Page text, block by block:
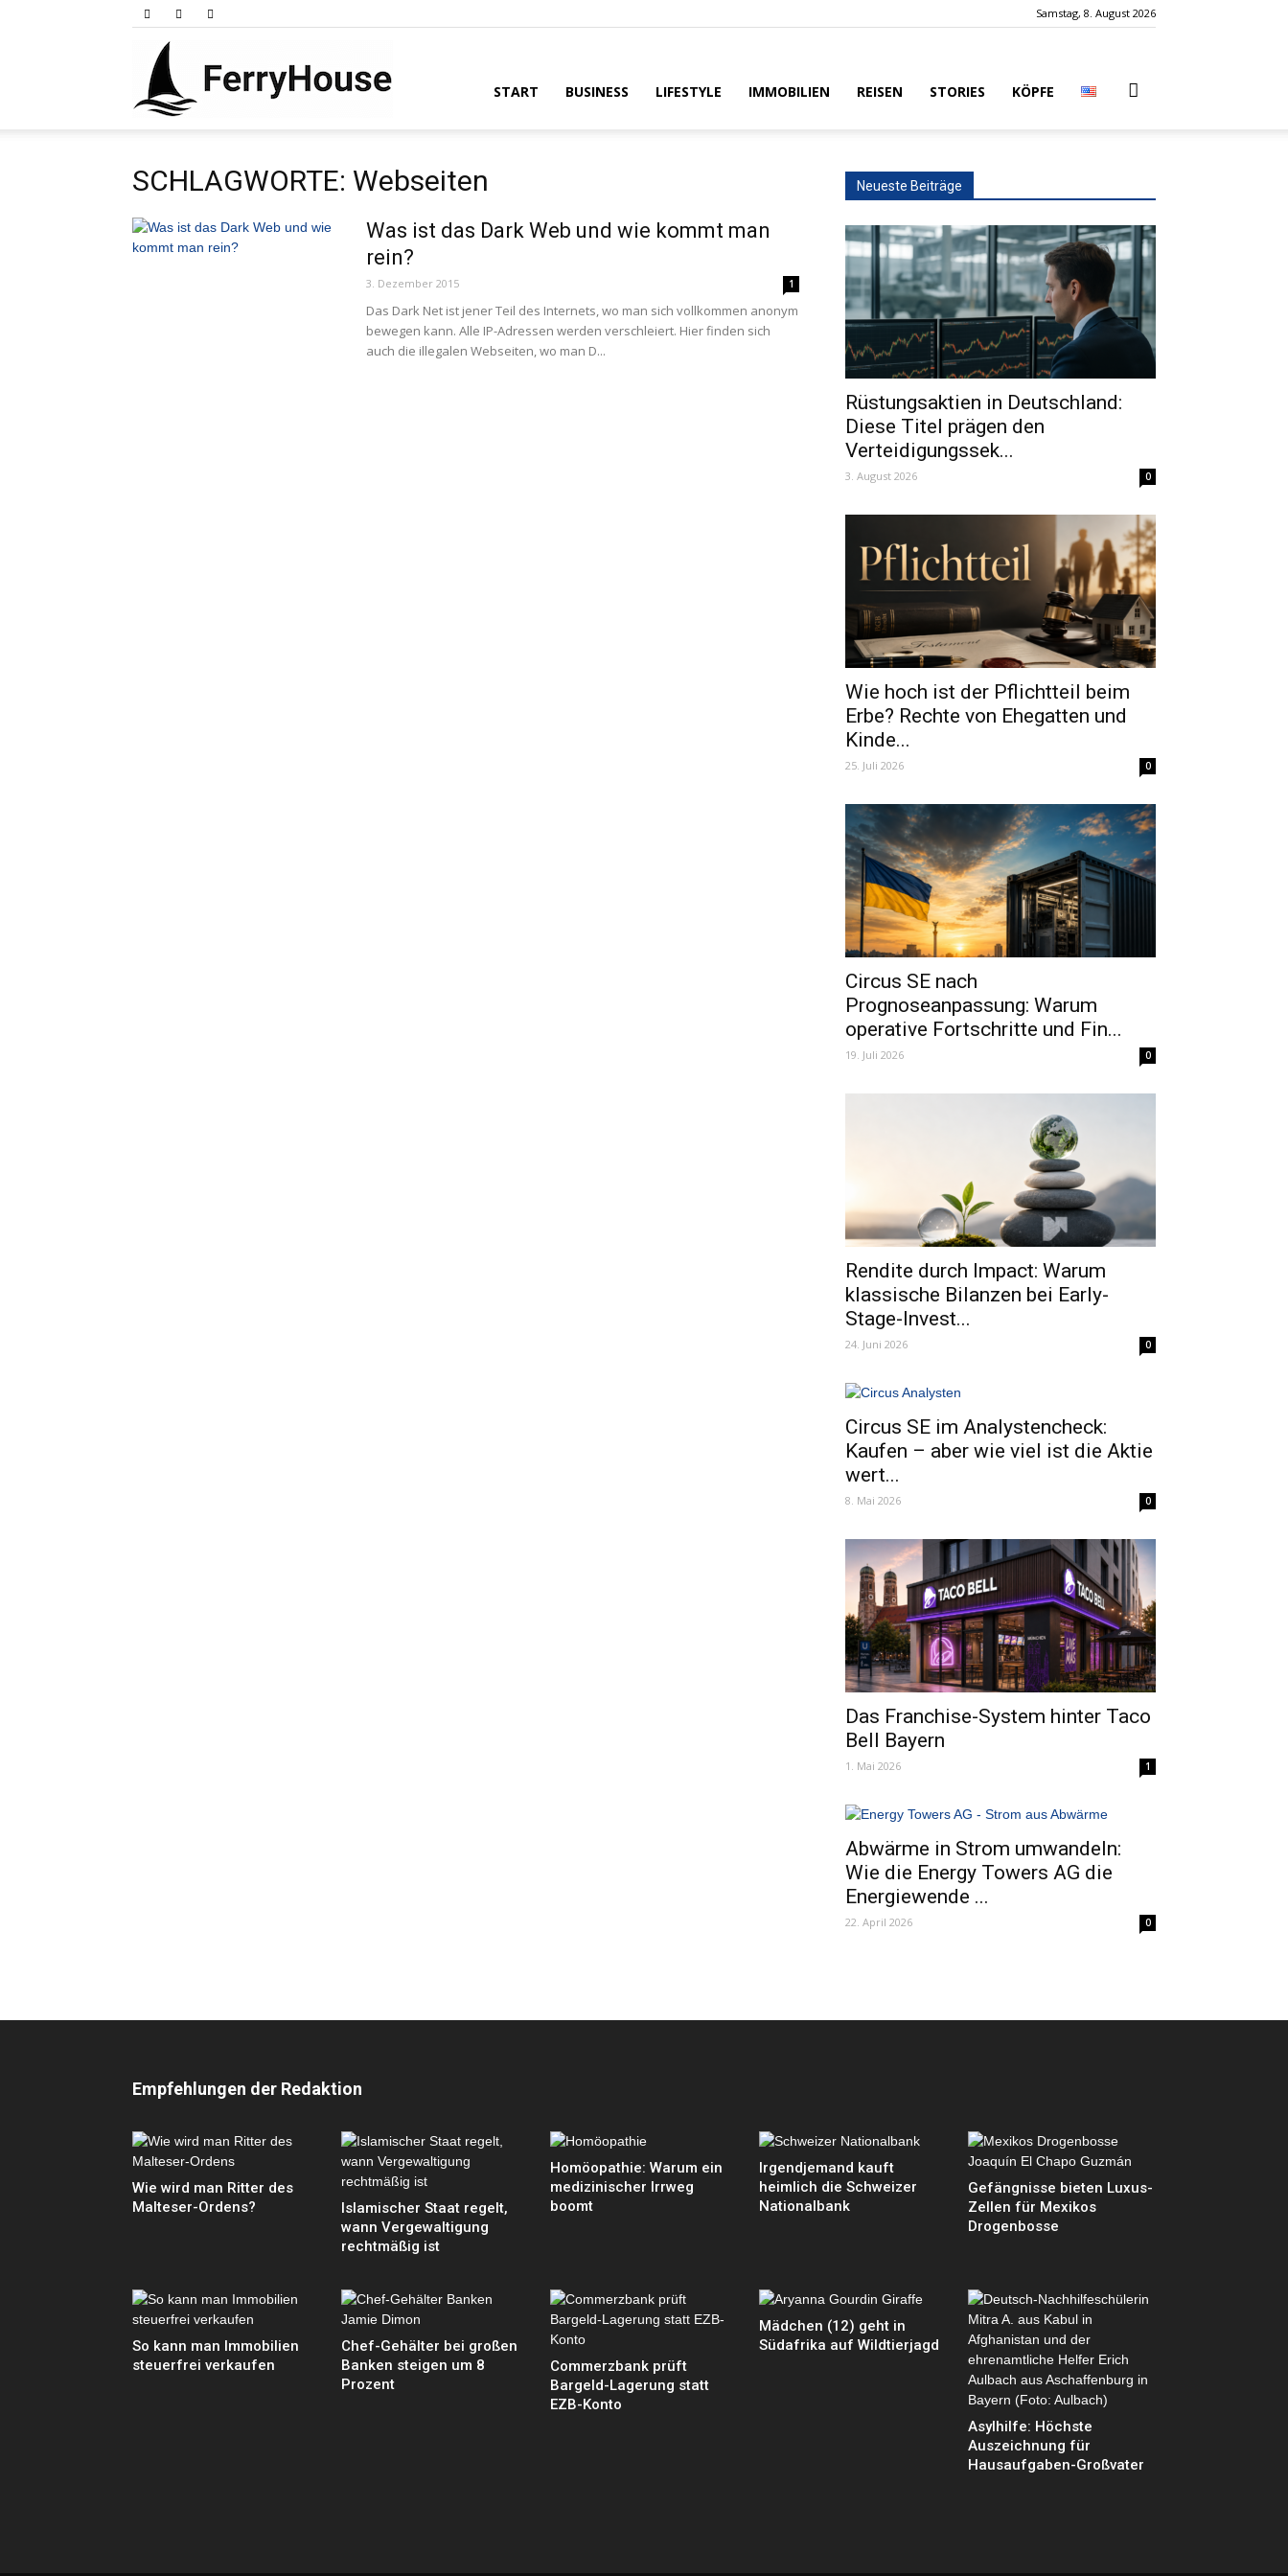
Samstag, 8. August 2026
START BUSINESS LIFESTYLE IMMOBILIEN REISEN STORIES KÖPFE
SCHLAGWORTE: Webseiten
Was ist das Dark Web und wie kommt man
rein?
3. Dezember 2015 1
Das Dark Net ist jener Teil des Internets, wo man sich vollkommen anonym
bewegen kann. Alle IP-Adressen werden verschleiert. Hier finden sich
auch die illegalen Webseiten, wo man D...
Neueste Beiträge
Rüstungsaktien in Deutschland:
Diese Titel prägen den
Verteidigungssek...
3. August 2026 0
Wie hoch ist der Pflichtteil beim
Erbe? Rechte von Ehegatten und
Kinde...
25. Juli 2026 0
Circus SE nach
Prognoseanpassung: Warum
operative Fortschritte und Fin...
19. Juli 2026 0
Rendite durch Impact: Warum
klassische Bilanzen bei Early-
Stage-Invest...
24. Juni 2026 0
Circus SE im Analystencheck:
Kaufen – aber wie viel ist die Aktie
wert...
8. Mai 2026 0
Das Franchise-System hinter Taco
Bell Bayern
1. Mai 2026 1
Abwärme in Strom umwandeln:
Wie die Energy Towers AG die
Energiewende ...
22. April 2026 0
Empfehlungen der Redaktion
Wie wird man Ritter des
Malteser-Ordens?
Islamischer Staat regelt,
wann Vergewaltigung
rechtmäßig ist
Homöopathie: Warum ein
medizinischer Irrweg
boomt
Irgendjemand kauft
heimlich die Schweizer
Nationalbank
Gefängnisse bieten Luxus-
Zellen für Mexikos
Drogenbosse
So kann man Immobilien
steuerfrei verkaufen
Chef-Gehälter bei großen
Banken steigen um 8
Prozent
Commerzbank prüft
Bargeld-Lagerung statt
EZB-Konto
Mädchen (12) geht in
Südafrika auf Wildtierjagd
Asylhilfe: Höchste
Auszeichnung für
Hausaufgaben-Großvater